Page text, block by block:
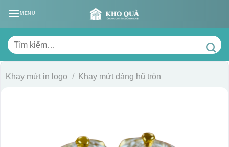
MENU
Tìm
kiếm:
Khay mứt in logo / Khay mứt dáng hũ tròn